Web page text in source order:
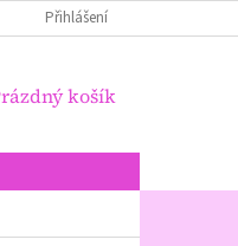
JAK NAKUPOVAT
Přihlášení
košík